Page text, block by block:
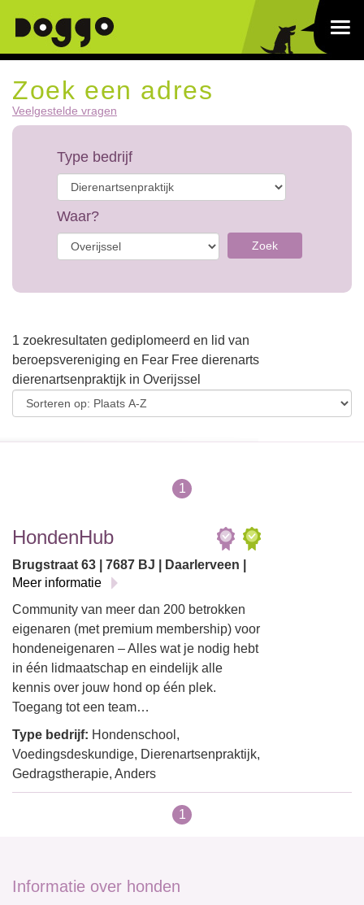
Zoek een adres
Veelgestelde vragen
Type bedrijf
Waar?
Zoek
1 zoekresultaten gediplomeerd en lid van
beroepsvereniging en Fear Free dierenarts
dierenartsenpraktijk in Overijssel
1
HondenHub
Brugstraat 63 | 7687 BJ | Daarlerveen |
Meer informatie
Community van meer dan 200 betrokken
eigenaren (met premium membership) voor
hondeneigenaren – Alles wat je nodig hebt
in één lidmaatschap en eindelijk alle
kennis over jouw hond op één plek.
Toegang tot een team…
Type bedrijf: Hondenschool,
Voedingsdeskundige, Dierenartsenpraktijk,
Gedragstherapie, Anders
1
Informatie over honden